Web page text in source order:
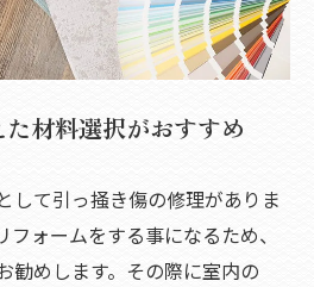
材料選択がおすすめ
して引っ掻き傷の修理がありま
ォームをする事になるため、
勧めします。その際に室内の